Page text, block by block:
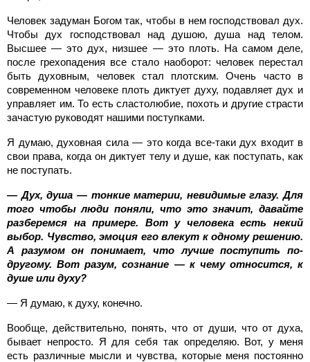
Человек задуман Богом так, чтобы в нем господствовал дух.
Чтобы дух господствовал над душою, душа над телом.
Высшее — это дух, низшее — это плоть. На самом деле,
после грехопадения все стало наоборот: человек перестал
быть духовным, человек стал плотским. Очень часто в
современном человеке плоть диктует духу, подавляет дух и
управляет им. То есть сластолюбие, похоть и другие страсти
зачастую руководят нашими поступками.
Я думаю, духовная сила — это когда все-таки дух входит в
свои права, когда он диктует телу и душе, как поступать, как
не поступать.
— Дух, душа — тонкие материи, невидимые глазу. Для
того чтобы люди поняли, что это значит, давайте
разберемся на примере. Вот у человека есть некий
выбор. Чувство, эмоция его влекут к одному решению.
А разумом он понимает, что лучше поступить по-
другому. Вот разум, сознание — к чему относится, к
душе или духу?
— Я думаю, к духу, конечно.
Вообще, действительно, понять, что от души, что от духа,
бывает непросто. Я для себя так определяю. Вот, у меня
есть различные мысли и чувства, которые меня постоянно